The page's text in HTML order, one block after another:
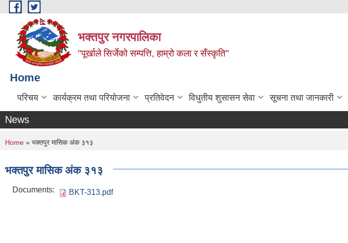
Skip to main content
भक्तपुर नगरपालिका
"पूर्खाले सिर्जेको सम्पत्ति, हाम्रो कला र सँस्कृति"
Home
परिचय कार्यक्रम तथा परियोजना प्रतिवेदन विधुतीय शुसासन सेवा सूचना तथा जानकारी
News
You are here
Home » भक्तपुर मासिक अंक ३१३
भक्तपुर मासिक अंक ३१३
Documents: BKT-313.pdf